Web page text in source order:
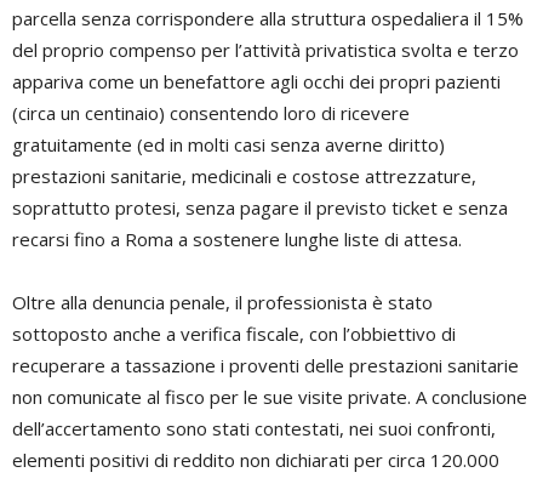
parcella senza corrispondere alla struttura ospedaliera il 15%
del proprio compenso per l’attività privatistica svolta e terzo
appariva come un benefattore agli occhi dei propri pazienti
(circa un centinaio) consentendo loro di ricevere
gratuitamente (ed in molti casi senza averne diritto)
prestazioni sanitarie, medicinali e costose attrezzature,
soprattutto protesi, senza pagare il previsto ticket e senza
recarsi fino a Roma a sostenere lunghe liste di attesa.
Oltre alla denuncia penale, il professionista è stato
sottoposto anche a verifica fiscale, con l’obbiettivo di
recuperare a tassazione i proventi delle prestazioni sanitarie
non comunicate al fisco per le sue visite private. A conclusione
dell’accertamento sono stati contestati, nei suoi confronti,
elementi positivi di reddito non dichiarati per circa 120.000